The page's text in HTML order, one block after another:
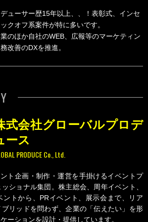
ューサー歴15年以上、、！表彰式、インセ
クオフ系案件が特に多いです。
のほか自社のWEB、広報等のマーケティン
改善のDXを推進。
PRODUCE Co., Ltd.
式会社グローバルプロデ
ース
ト企画・制作・運営を手掛けるイベントプ
ショナル集団。株主総会、周年イベント、
ントから、PRイベント、展示会まで、リア
リッドを問わず、企業の「伝えたい」を形
ーションを設計・提供しています。